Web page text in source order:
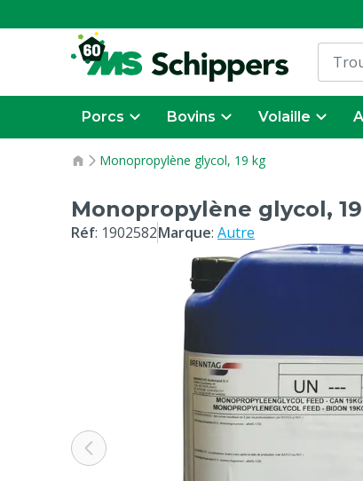
Porcs Bovins Volaille
Monopropylène glycol, 19 kg
Monopropylène glycol,
Réf: 1902582Marque: Autre